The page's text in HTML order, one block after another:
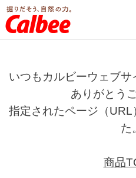
いつもカルビーウェブサ
ありがとう
指定されたページ（
た
商品